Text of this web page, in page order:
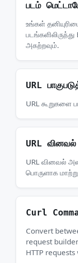
படம்
உங்கள்
அகற்றவும்.
URL
URL கூறுகளை
URL
URL வினவல்
பொருளாக
Curl
Convert
request
HTTP requests